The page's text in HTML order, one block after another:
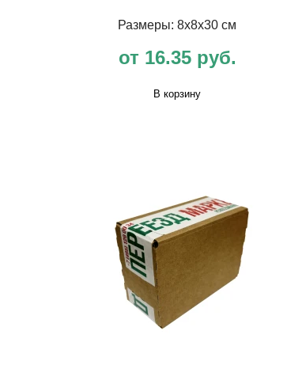
Размеры: 8х8х30 см
от 16.35 руб.
В корзину